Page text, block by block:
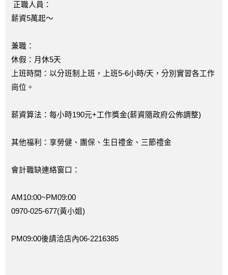
正職人員：
薪資5萬起～
兼職：
休假：月休5天
上班時間：以分班制上班，上班5-6小時/天，分別實習各工作
崗位。
薪資算法：每小時190元+工作獎金(薪資隨政府公佈調整)
其他福利：享勞健、團保、生日禮金、三節禮金
會計職缺連絡窗口：
AM10:00~PM09:00
0970-025-677(黃小姐)
PM09:00後請洽店內06-2216385